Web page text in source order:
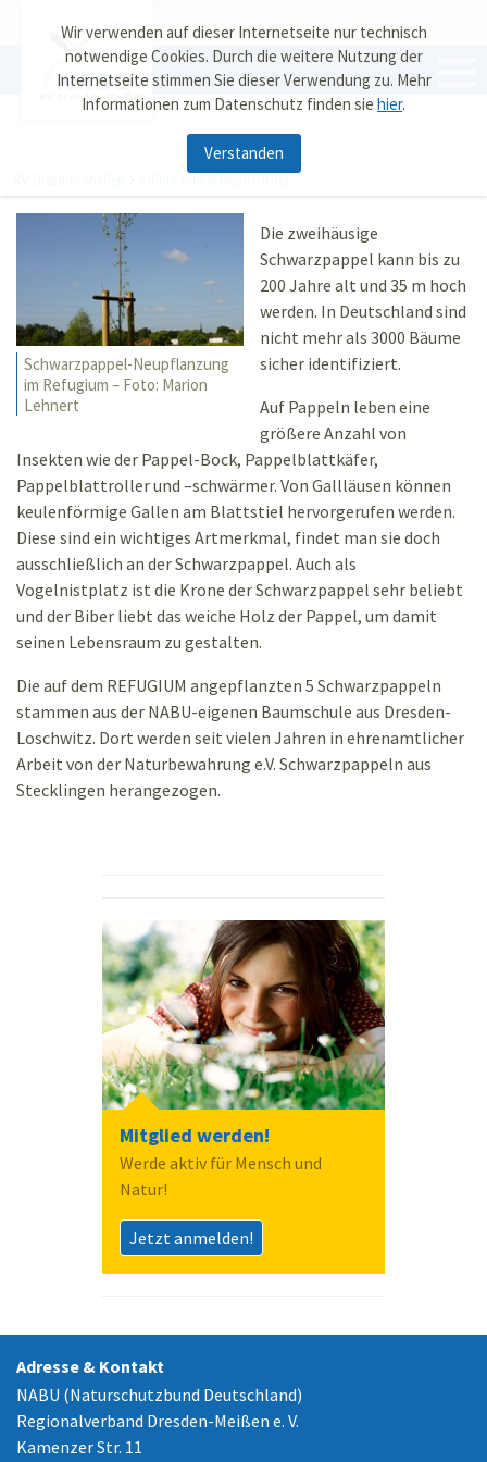
Wir verwenden auf dieser Internetseite nur technisch
notwendige Cookies. Durch die weitere Nutzung der
Internetseite stimmen Sie dieser Verwendung zu. Mehr
Informationen zum Datenschutz finden sie hier.
Verstanden
RV Dresden-Meißen
offline-Artikel (read more)
Schwarzpappel-Neupflanzung
im Refugium – Foto: Marion
Lehnert
Die zweihäusige
Schwarzpappel kann bis zu
200 Jahre alt und 35 m hoch
werden. In Deutschland sind
nicht mehr als 3000 Bäume
sicher identifiziert.
Auf Pappeln leben eine
größere Anzahl von
Insekten wie der Pappel-Bock, Pappelblattkäfer,
Pappelblattroller und –schwärmer. Von Gallläusen können
keulenförmige Gallen am Blattstiel hervorgerufen werden.
Diese sind ein wichtiges Artmerkmal, findet man sie doch
ausschließlich an der Schwarzpappel. Auch als
Vogelnistplatz ist die Krone der Schwarzpappel sehr beliebt
und der Biber liebt das weiche Holz der Pappel, um damit
seinen Lebensraum zu gestalten.
Die auf dem REFUGIUM angepflanzten 5 Schwarzpappeln
stammen aus der NABU-eigenen Baumschule aus Dresden-
Loschwitz. Dort werden seit vielen Jahren in ehrenamtlicher
Arbeit von der Naturbewahrung e.V. Schwarzpappeln aus
Stecklingen herangezogen.
Mitglied werden!
Werde aktiv für Mensch und
Natur!
Jetzt anmelden!
Adresse & Kontakt
NABU (Naturschutzbund Deutschland)
Regionalverband Dresden-Meißen e. V.
Kamenzer Str. 11